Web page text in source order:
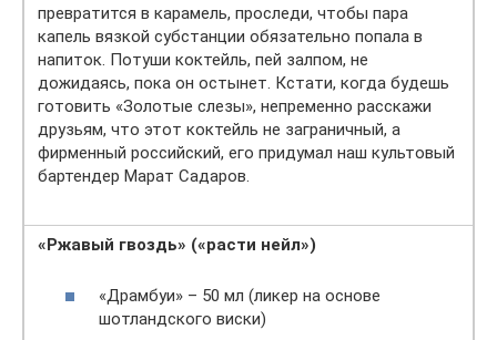
превратится в карамель, проследи, чтобы пара
капель вязкой субстанции обязательно попала в
напиток. Потуши коктейль, пей залпом, не
дожидаясь, пока он остынет. Кстати, когда будешь
готовить «Золотые слезы», непременно расскажи
друзьям, что этот коктейль не заграничный, а
фирменный российский, его придумал наш культовый
бартендер Марат Садаров.
«Ржавый гвоздь» («расти нейл»)
«Драмбуи» – 50 мл (ликер на основе
шотландского виски)